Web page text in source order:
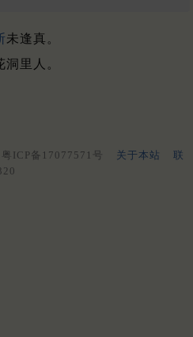
未逢真。
里人。
粤ICP备17077571号 关于本站
联